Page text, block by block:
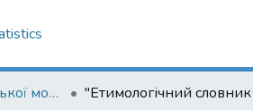
Кафедра української мови